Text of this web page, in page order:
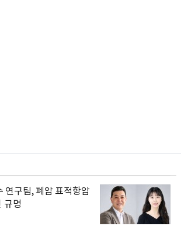
연구팀, 폐암 표적항암
규명